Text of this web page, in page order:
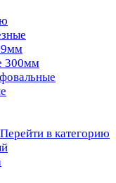
300мм
Перейти в категорию